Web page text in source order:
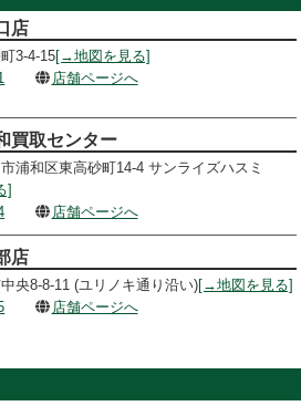
店
3-4-15[→地図を見る]
店舗ページへ
買取センター
浦和区東高砂町14-4 サンライズハスミ
]
店舗ページへ
店
央8-8-11 (ユリノキ通り沿い)[→地図を見る]
店舗ページへ